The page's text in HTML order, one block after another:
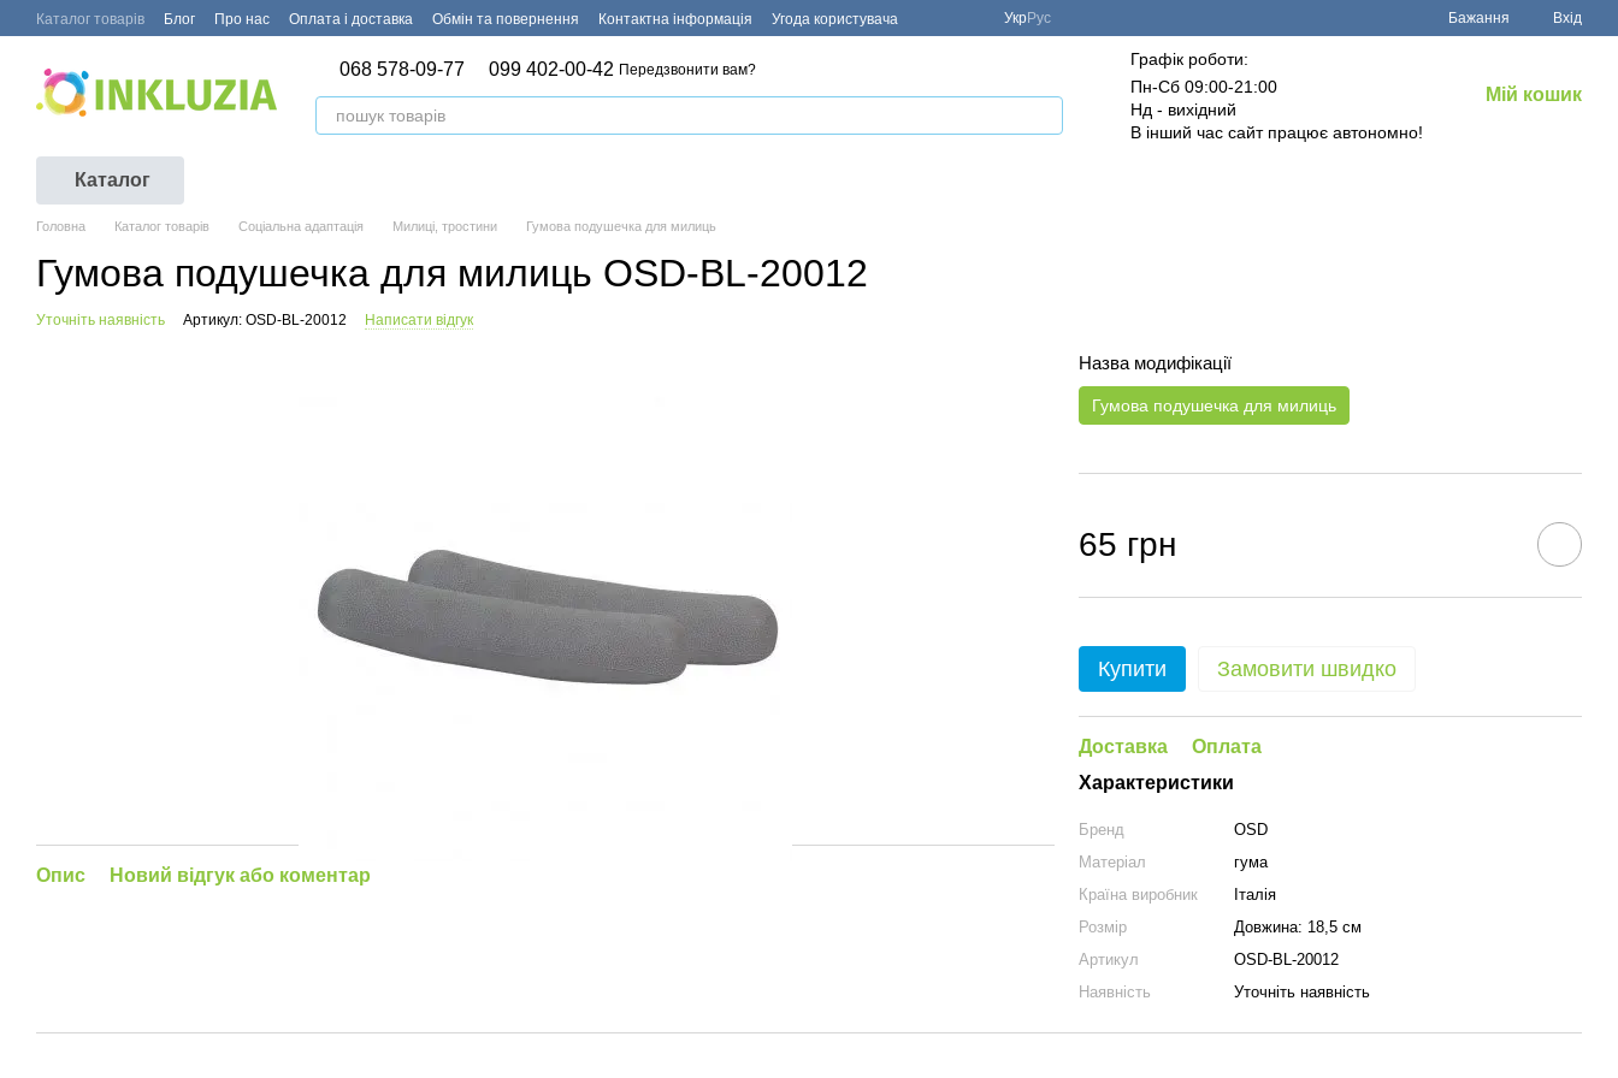
Перейти до основного контенту
Каталог товарів Блог Про нас Оплата і доставка Обмін та повернення Контактна інформація Угода користувача УкрРус Бажання Вхід
068 578-09-77 099 402-00-42 Передзвонити вам?
Графік роботи:
Пн-Сб 09:00-21:00
Нд - вихідний
В інший час сайт працює автономно!
Мій кошик
Каталог
Головна Каталог товарів Соціальна адаптація Милиці, тростини Гумова подушечка для милиць
Гумова подушечка для милиць OSD-BL-20012
Уточніть наявність Артикул: OSD-BL-20012 Написати відгук
Опис Новий відгук або коментар
Назва модифікації
Гумова подушечка для милиць
65 грн
Купити Замовити швидко
Доставка
Оплата
Характеристики
Бренд
OSD
Матеріал
гума
Країна виробник
Італія
Розмір
Довжина: 18,5 см
Артикул
OSD-BL-20012
Наявність
Уточніть наявність